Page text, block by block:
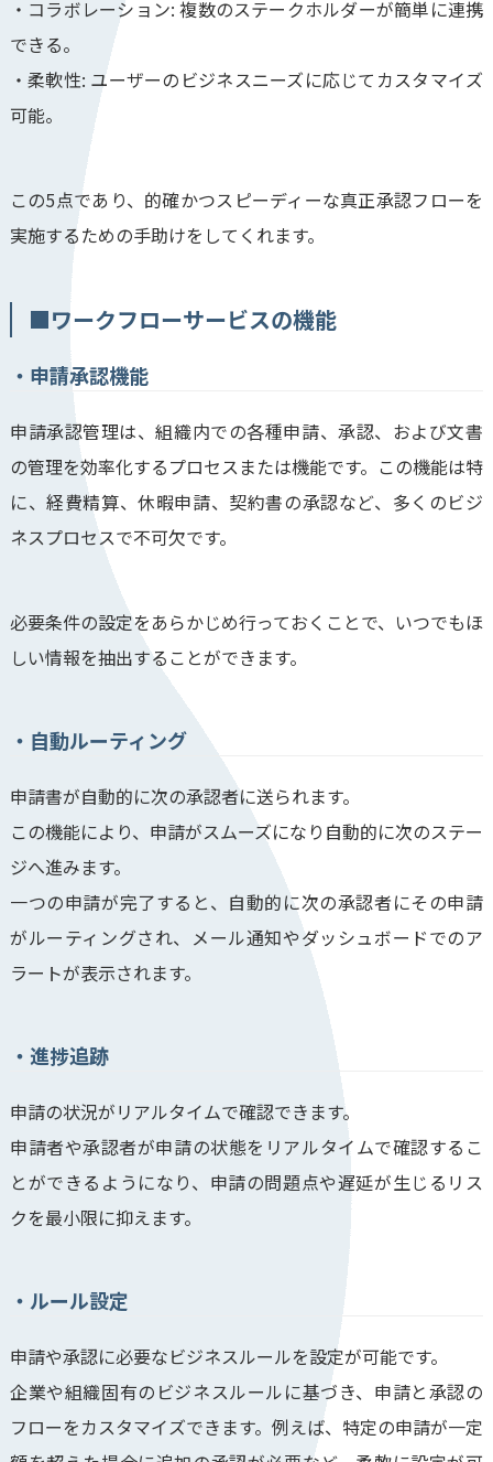
・コラボレーション: 複数のステークホルダーが簡単に連携
できる。
・柔軟性: ユーザーのビジネスニーズに応じてカスタマイズ
可能。
この5点であり、的確かつスピーディーな真正承認フローを
実施するための手助けをしてくれます。
■ワークフローサービスの機能
申請承認機能
申請承認管理は、組織内での各種申請、承認、および文書
の管理を効率化するプロセスまたは機能です。この機能は特
に、経費精算、休暇申請、契約書の承認など、多くのビジ
ネスプロセスで不可欠です。
必要条件の設定をあらかじめ行っておくことで、いつでもほ
しい情報を抽出することができます。
自動ルーティング
申請書が自動的に次の承認者に送られます。
この機能により、申請がスムーズになり自動的に次のステー
ジへ進みます。
一つの申請が完了すると、自動的に次の承認者にその申請
がルーティングされ、メール通知やダッシュボードでのア
ラートが表示されます。
進捗追跡
申請の状況がリアルタイムで確認できます。
申請者や承認者が申請の状態をリアルタイムで確認するこ
とができるようになり、申請の問題点や遅延が生じるリス
クを最小限に抑えます。
ルール設定
申請や承認に必要なビジネスルールを設定が可能です。
企業や組織固有のビジネスルールに基づき、申請と承認の
フローをカスタマイズできます。例えば、特定の申請が一定